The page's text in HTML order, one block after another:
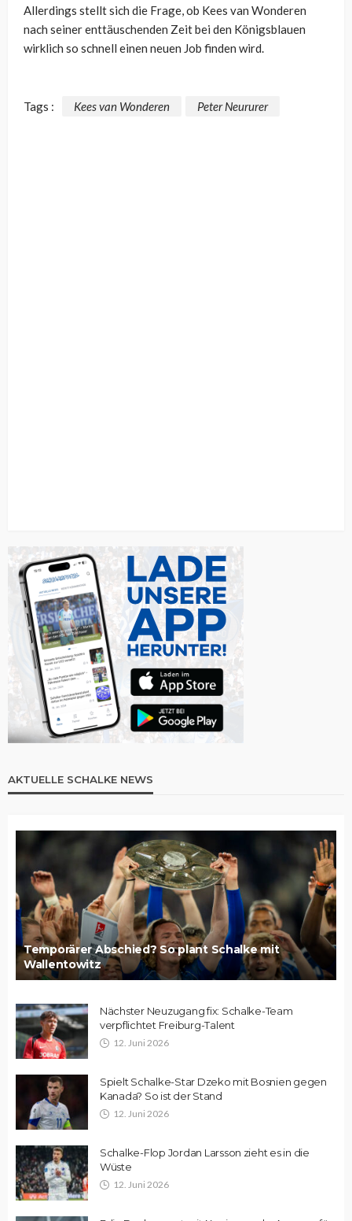
Allerdings stellt sich die Frage, ob Kees van Wonderen
nach seiner enttäuschenden Zeit bei den Königsblauen
wirklich so schnell einen neuen Job finden wird.
Tags : Kees van Wonderen Peter Neururer
AKTUELLE SCHALKE NEWS
Temporärer Abschied? So plant Schalke mit
Wallentowitz
Nächster Neuzugang fix: Schalke-Team
verpflichtet Freiburg-Talent
12. Juni 2026
Spielt Schalke-Star Dzeko mit Bosnien gegen
Kanada? So ist der Stand
12. Juni 2026
Schalke-Flop Jordan Larsson zieht es in die
Wüste
12. Juni 2026